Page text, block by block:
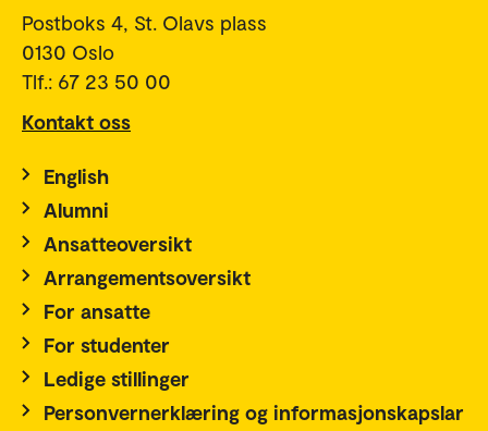
Postboks 4, St. Olavs plass
0130 Oslo
Tlf.: 67 23 50 00
Kontakt oss
English
Alumni
Ansatteoversikt
Arrangementsoversikt
For ansatte
For studenter
Ledige stillinger
Personvernerklæring og informasjonskapslar